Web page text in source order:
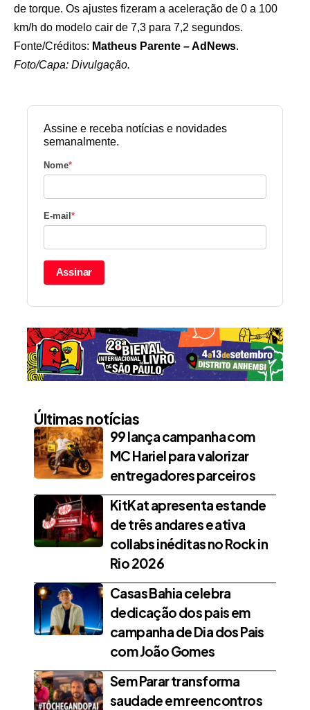
de torque. Os ajustes fizeram a aceleração de 0 a 100
km/h do modelo cair de 7,3 para 7,2 segundos.
Fonte/Créditos: Matheus Parente – AdNews.
Foto/Capa: Divulgação.
Assine e receba notícias e novidades
semanalmente.
Nome*
E-mail *
Assinar
Últimas notícias
99 lança campanha com
MC Hariel para valorizar
entregadores parceiros
KitKat apresenta estande
de três andares e ativa
collabs inéditas no Rock in
Rio 2026
Casas Bahia celebra
dedicação dos pais em
campanha de Dia dos Pais
com João Gomes
Sem Parar transforma
saudade em reencontros